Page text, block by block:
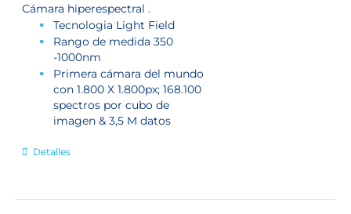
Cámara hiperespectral .
Tecnologia Light Field
Rango de medida 350
-1000nm
Primera cámara del mundo
con 1.800 X 1.800px; 168.100
spectros por cubo de
imagen & 3,5 M datos
Detalles